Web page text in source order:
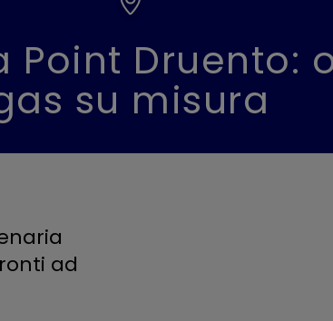
Point Druento:
su misura
ad